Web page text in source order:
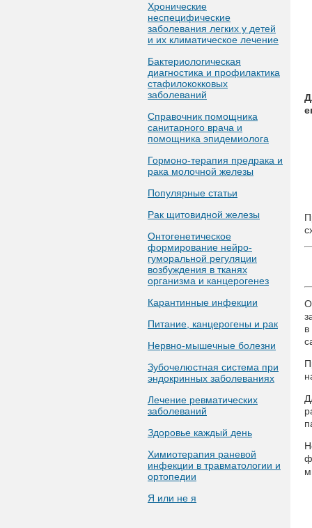
Хронические
неспецифические
заболевания легких у детей
и их климатическое лечение
Бактериологическая
диагностика и профилактика
стафилококковых
заболеваний
Справочник помощника
санитарного врача и
помощника эпидемиолога
Гормоно-терапия предрака и
рака молочной железы
Популярные статьи
Рак щитовидной железы
Онтогенетическое
формирование нейро-
гуморальной регуляции
возбуждения в тканях
организма и канцерогенез
Карантинные инфекции
Питание, канцерогены и рак
Нервно-мышечные болезни
Зубочелюстная система при
эндокринных заболеваниях
Лечение ревматических
заболеваний
Здоровье каждый день
Химиотерапия раневой
инфекции в травматологии и
ортопедии
Я или не я